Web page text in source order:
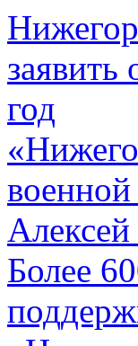
год
Более